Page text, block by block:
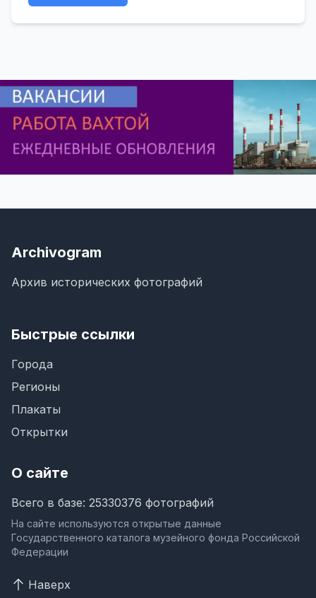
Archivogram
Архив исторических фотографий
Быстрые ссылки
Города
Регионы
Плакаты
Открытки
О сайте
Всего в базе: 25330376 фотографий
На сайте используются открытые данные
Государственного каталога музейного фонда Российской
Федерации
Наверх